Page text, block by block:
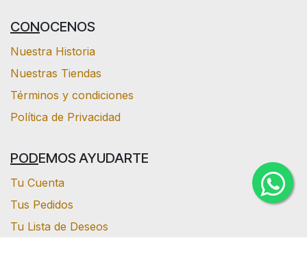
CONOCENOS
Nuestra Historia
Nuestras Tiendas
Términos y condiciones
Política de Privacidad
PODEMOS AYUDARTE
Tu Cuenta
Tus Pedidos
Tu Lista de Deseos